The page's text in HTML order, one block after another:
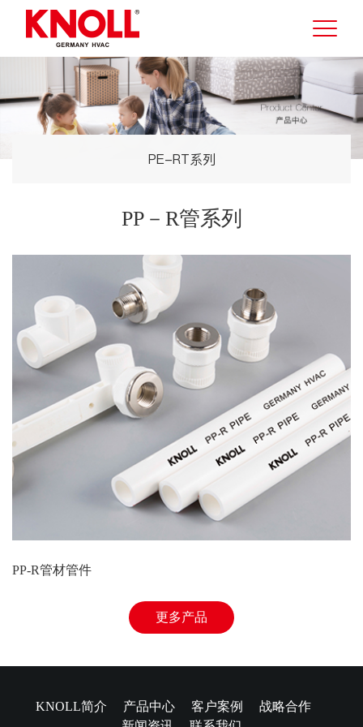
PE-RT系列
PP－R管系列
PP-R管材管件
更多产品
KNOLL简介 产品中心 客户案例
战略合作